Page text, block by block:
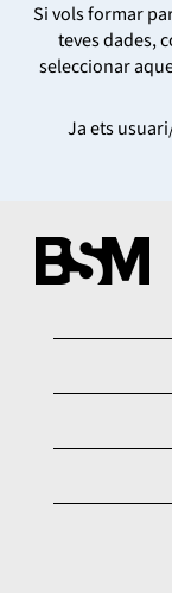
Si vols formar
teves dades,
seleccionar
Ja ets